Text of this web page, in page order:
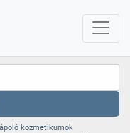
kozmetikumok